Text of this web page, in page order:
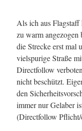
Als ich aus Flagstaff
zu warm
die Strecke erst mal
vielspurige Straße
Directfollow
nicht beschützt.
den
immer nur Gelaber
(Directfollow Pflicht/